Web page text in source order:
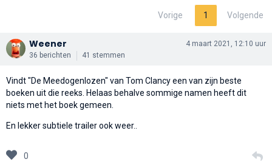
Vorige 1 Volgende
Weener
36 berichten 41 stemmen
4 maart 2021, 12:10 uur
Vindt "De Meedogenlozen" van Tom Clancy een van zijn beste
boeken uit die reeks. Helaas behalve sommige namen heeft dit
niets met het boek gemeen.
En lekker subtiele trailer ook weer..
0